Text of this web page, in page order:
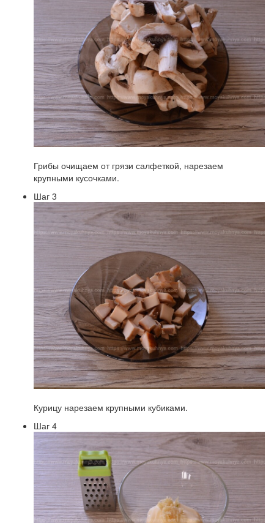
Грибы очищаем от грязи салфеткой, нарезаем
крупными кусочками.
Шаг 3
Курицу нарезаем крупными кубиками.
Шаг 4